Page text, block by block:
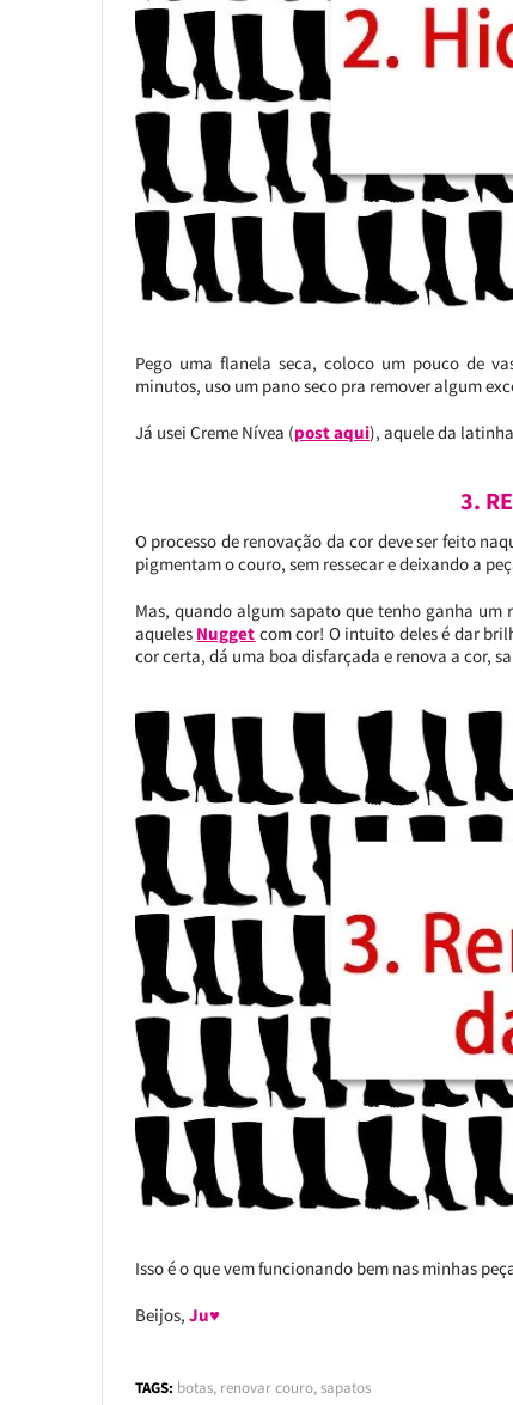
Pego uma flanela seca, coloco um pouco de
minutos, uso um pano seco pra remover algum
Já usei Creme Nívea (post aqui), aquele da
3.
O processo de renovação da cor deve ser feito
pigmentam o couro, sem ressecar e deixando a
Mas, quando algum sapato que tenho ganha
aqueles Nugget com cor! O intuito deles é dar
cor certa, dá uma boa disfarçada e renova a cor,
Isso é o que vem funcionando bem nas minhas
Beijos, Ju♥
TAGS: botas, renovar couro,sapatos